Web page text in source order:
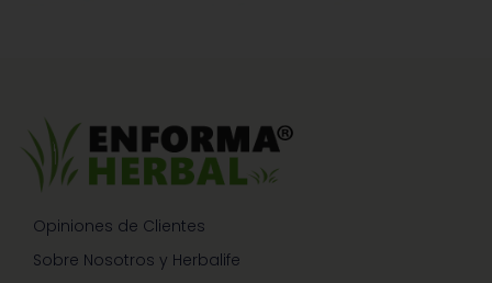
Opiniones de Clientes
Sobre Nosotros y Herbalife